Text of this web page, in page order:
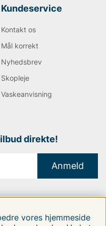
Kundeservice
Kontakt os
Mål korrekt
Nyhedsbrev
Skopleje
Vaskeanvisning
direkte!
Anmeld
vores hjemmeside